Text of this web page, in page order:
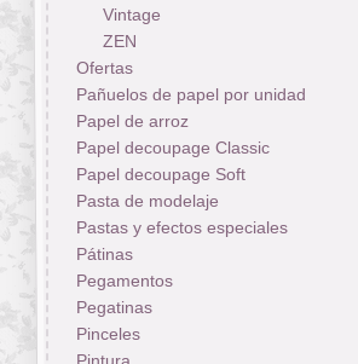
Vintage
ZEN
Ofertas
Pañuelos de papel por unidad
Papel de arroz
Papel decoupage Classic
Papel decoupage Soft
Pasta de modelaje
Pastas y efectos especiales
Pátinas
Pegamentos
Pegatinas
Pinceles